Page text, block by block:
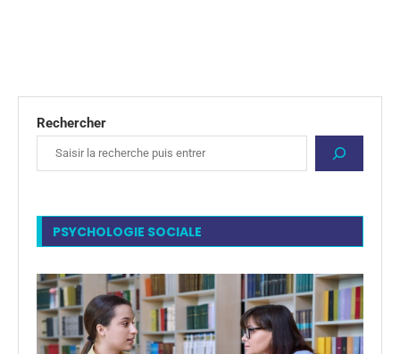
Rechercher
PSYCHOLOGIE SOCIALE